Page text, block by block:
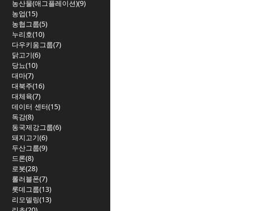
농산물(애그플레이션)(9)
농업(15)
농협그룹(5)
누리호(10)
다우키움그룹(7)
닭고기(6)
당뇨(10)
대마(7)
대북주(16)
대체육(7)
데이터 센터(15)
독감(8)
동국제강그룹(6)
돼지고기(6)
두산그룹(9)
드론(8)
로봇(28)
롤러블폰(7)
롯데그룹(13)
리모델링(13)